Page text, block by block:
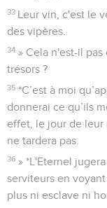
33 Leur vin, c'est le
des vipères.
34 » Cela n'est-il
trésors ?
35 *C’est à moi
donnerai ce qu’ils
effet, le jour de leur
ne tardera pas.
36 » *L'Eternel
serviteurs en
plus ni esclave ni